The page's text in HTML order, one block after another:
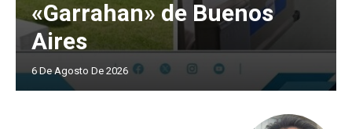
«Garrahan» de Buenos
Aires
6 De Agosto De 2026